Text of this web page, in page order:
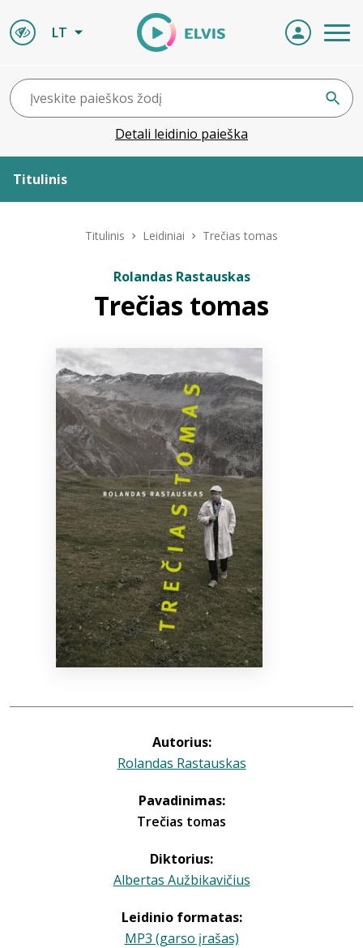
LT
Detali leidinio paieška
Titulinis
ELVIS atvyksta
Naujienos
Bibliotekoms
+370 667 80 541
info@elvislab.lt
Titulinis Leidiniai Trečias tomas
Rolandas Rastauskas
Trečias tomas
Autorius:
Rolandas Rastauskas
Pavadinimas:
Trečias tomas
Diktorius:
Albertas Aužbikavičius
Leidinio formatas:
MP3 (garso įrašas)